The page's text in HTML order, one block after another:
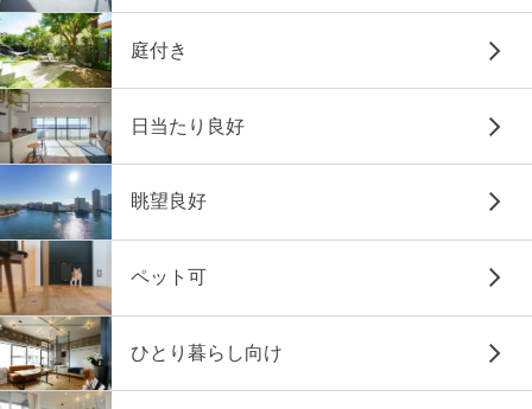
庭付き
日当たり良好
眺望良好
ペット可
ひとり暮らし向け